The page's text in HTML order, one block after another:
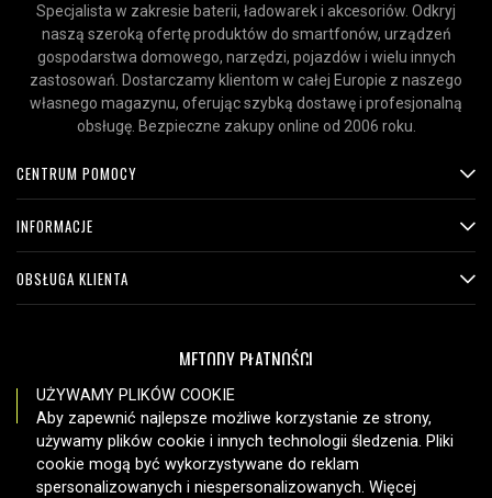
Specjalista w zakresie baterii, ładowarek i akcesoriów. Odkryj
naszą szeroką ofertę produktów do smartfonów, urządzeń
gospodarstwa domowego, narzędzi, pojazdów i wielu innych
zastosowań. Dostarczamy klientom w całej Europie z naszego
własnego magazynu, oferując szybką dostawę i profesjonalną
obsługę. Bezpieczne zakupy online od 2006 roku.
CENTRUM POMOCY
INFORMACJE
OBSŁUGA KLIENTA
METODY PŁATNOŚCI
OPCJE DOSTAWY
UŻYWAMY PLIKÓW COOKIE
Aby zapewnić najlepsze możliwe korzystanie ze strony,
używamy plików cookie i innych technologii śledzenia. Pliki
cookie mogą być wykorzystywane do reklam
spersonalizowanych i niespersonalizowanych. Więcej